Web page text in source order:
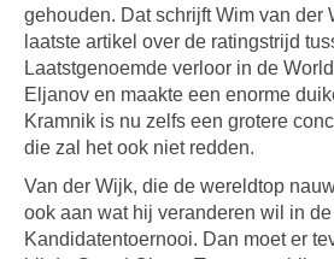
gehouden. Dat schrijft Wim van der
laatste artikel over de ratingstrijd
Laatstgenoemde verloor in de
Eljanov en maakte een enorme
Kramnik is nu zelfs een grotere
die zal het ook niet redden.
Van der Wijk, die de wereldtop
ook aan wat hij veranderen wil in
Kandidatentoernooi. Dan moet er